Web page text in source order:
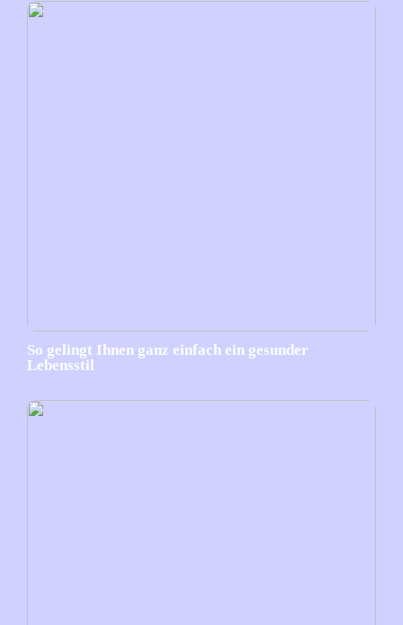
So gelingt Ihnen ganz einfach ein gesunder
Lebensstil